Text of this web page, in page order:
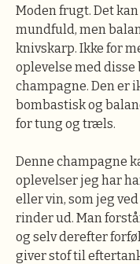
Moden frugt. Det
mundfuld, men
knivskarp. Ikke for
oplevelse med disse
champagne. Den er
bombastisk og
for tung og træls.
Denne champagne
oplevelser jeg har
eller vin, som jeg
rinder ud. Man
og selv derefter
giver stof til